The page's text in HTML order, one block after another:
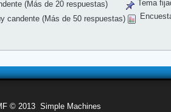
(Más de 20 respuestas)
candente (Más de 50 respuestas)
Tema
© 2013 Simple Machines